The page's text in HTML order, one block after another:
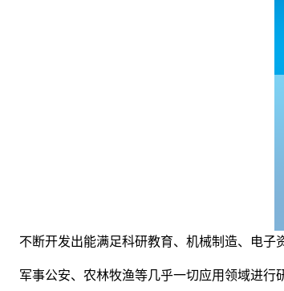
不断开发出能满足科研教育、机械制造、电子
军事公安、农林牧渔等几乎一切应用领域进行